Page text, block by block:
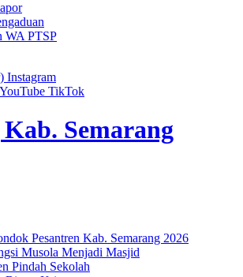
WA PTSP
Instagram
YouTube TikTok
Semarang
Pesantren Kab. Semarang 2026
Musola Menjadi Masjid
Pindah Sekolah